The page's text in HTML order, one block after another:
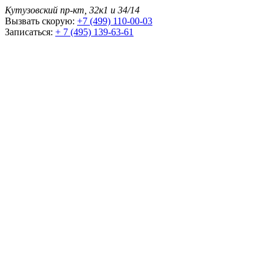
Кутузовский пр-кт, 32к1 и 34/14
Вызвать скорую: +7 (499) 110-00-03
Записаться: + 7 (495) 139-63-61